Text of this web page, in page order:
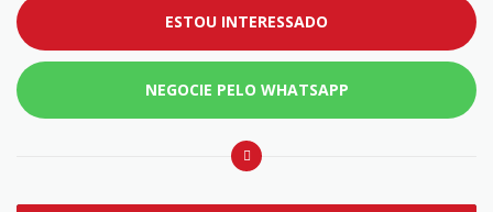
ESTOU INTERESSADO
NEGOCIE PELO WHATSAPP